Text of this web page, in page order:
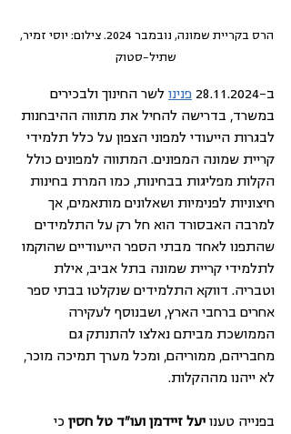
הרס בקריית שמונה, נובמבר 2024. צילום: יוסי זמיר,
שתיל-סטוק
ב-28.11.2024 פנינו לשר החינוך ולבכירים
במשרד, בדרישה להחיל את מתווה ההיבחנות
לבגרות הייעודי למפוני הצפון על כלל תלמידי
קריית שמונה המפונים. המתווה למפונים כולל
הקלות מפליגות בבחינות, כמו המרת בחינות
חיצוניות לפנימיות ושאלונים מותאמים, אך
למרבה האבסורד הוא חל רק על התלמידים
שהתפנו לאחד מבתי הספר הייעודיים שהוקמו
לתלמידי קריית שמונה בתל אביב, אילת
וטבריה. דווקא התלמידים שנקלטו בבתי ספר
אחרים ברחבי הארץ, ושבנוסף לעקירה
הממושכת מביתם נאלצו להתנתק גם
מחבריהם, ממוריהם, ומכל מערך תמיכה מוכר,
לא ייהנו מההקלות.
בפנייה טענו יעל זיידמן ועו"ד טל חסין כי